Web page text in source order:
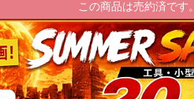
この商品は売約済です。